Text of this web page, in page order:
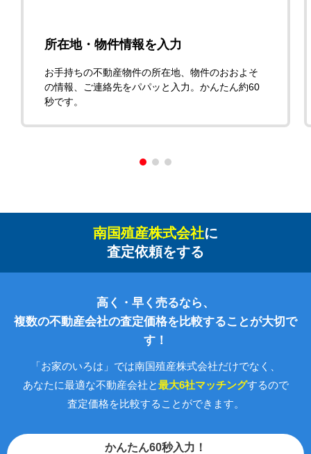
所在地・物件情報を入力
お手持ちの不動産物件の所在地、物件のおおよそ
の情報、ご連絡先をパパッと入力。かんたん約60
秒です。
南国殖産株式会社に
査定依頼をする
高く・早く売るなら、
複数の不動産会社の査定価格を比較することが大切で
す！
「お家のいろは」では南国殖産株式会社だけでなく、
あなたに最適な不動産会社と最大6社マッチングするので
査定価格を比較することができます。
かんたん60秒入力！